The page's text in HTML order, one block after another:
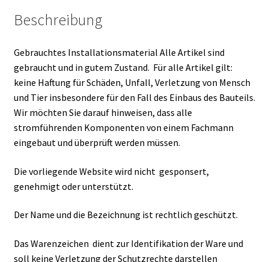
Beschreibung
Gebrauchtes Installationsmaterial Alle Artikel sind
gebraucht und in gutem Zustand. Für alle Artikel gilt:
keine Haftung für Schäden, Unfall, Verletzung von Mensch
und Tier insbesondere für den Fall des Einbaus des Bauteils.
Wir möchten Sie darauf hinweisen, dass alle
stromführenden Komponenten von einem Fachmann
eingebaut und überprüft werden müssen.
Die vorliegende Website wird nicht gesponsert,
genehmigt oder unterstützt.
Der Name und die Bezeichnung ist rechtlich geschützt.
Das Warenzeichen dient zur Identifikation der Ware und
soll keine Verletzung der Schutzrechte darstellen